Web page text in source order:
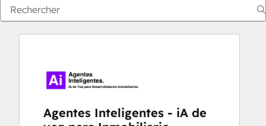
Agentes Inteligentes - iA de